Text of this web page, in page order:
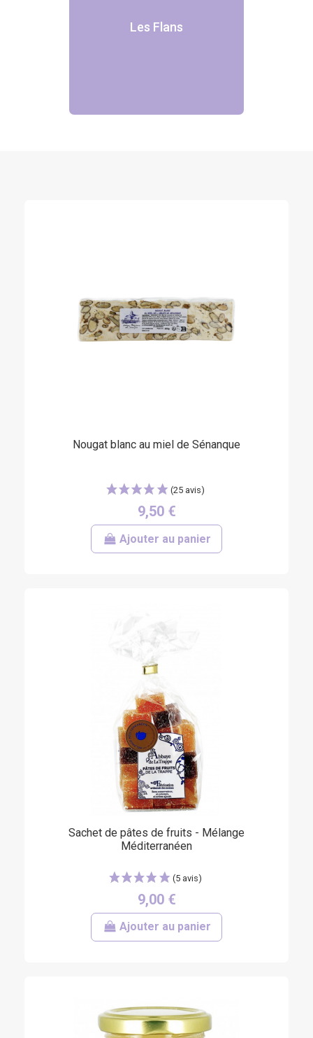
Les Flans
Nougat blanc au miel de Sénanque
9,50 €
Ajouter au panier
Sachet de pâtes de fruits - Mélange
Méditerranéen
9,00 €
Ajouter au panier